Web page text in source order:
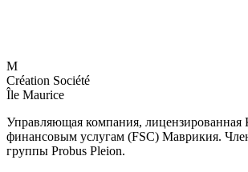
M
Création Société
Île Maurice
Управляющая компания, лицензированная
финансовым услугам (FSC) Маврикия.
группы Probus Pleion.